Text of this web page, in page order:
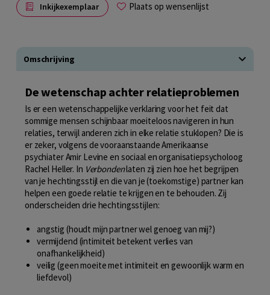
Inkijkexemplaar Plaats op wensenlijst
Omschrijving
De wetenschap achter relatieproblemen
Is er een wetenschappelijke verklaring voor het feit dat
sommige mensen schijnbaar moeiteloos navigeren in hun
relaties, terwijl anderen zich in elke relatie stuklopen? Die is
er zeker, volgens de vooraanstaande Amerikaanse
psychiater Amir Levine en sociaal en organisatiepsycholoog
Rachel Heller. In Verbondenlaten zij zien hoe het begrijpen
van je hechtingsstijl en die van je (toekomstige) partner kan
helpen een goede relatie te krijgen en te behouden. Zij
onderscheiden drie hechtingsstijlen:
angstig (houdt mijn partner wel genoeg van mij?)
vermijdend (intimiteit betekent verlies van
onafhankelijkheid)
veilig (geen moeite met intimiteit en gewoonlijk warm en
liefdevol)